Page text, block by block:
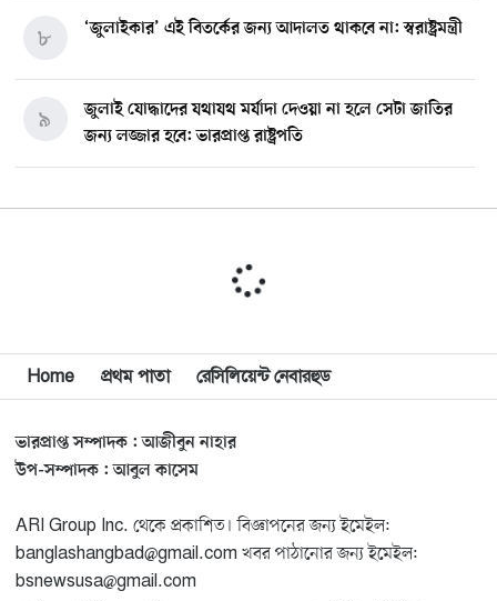
‘জুলাইকার’ এই বিতর্কের জন্য আদালত থাকবে না: স্বরাষ্ট্রমন্ত্রী
৮
জুলাই যোদ্ধাদের যথাযথ মর্যাদা দেওয়া না হলে সেটা জাতির
জন্য লজ্জার হবে: ভারপ্রাপ্ত রাষ্ট্রপতি
৯
১০
মিশিগানে দক্ষিণ সুরমা ওয়েলফেয়ার অ্যাসোসিয়েশনের
বিশ্বজুড়ে কূটনৈতিক পুনর্বিন্যাস, ৫ অঞ্চলে মিশন বন্ধ করছে
যুক্তরাষ্ট্র
১২
মিশিগানে ফ্রেন্ডস এন্ড ফ্যামিলির বনভোজনে প্রাণের উচ্ছ্বাস
১৩
মিশিগানে ডেমোক্র্যাটদের প্রাইমারিতে আল-সাইয়েদকে হারাতে
কেন এত মরিয়া ইসারায়েলি লবি এআইপ্যাক
১৪
Home প্রথম পাতা রেসিলিয়েন্ট নেবারহুড
ভারপ্রাপ্ত সম্পাদক : আজীবুন নাহার
উপ-সম্পাদক : আবুল কাসেম
ARI Group Inc. থেকে প্রকাশিত। বিজ্ঞাপনের জন্য ইমেইল:
banglashangbad@gmail.com খবর পাঠানোর জন্য ইমেইল:
bsnewsusa@gmail.com